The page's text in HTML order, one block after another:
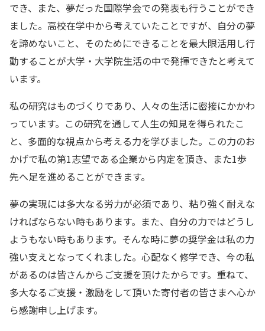
でき、また、夢だった国際学会での発表も行うことができ
ました。高校在学中から考えていたことですが、自分の夢
を諦めないこと、そのためにできることを最大限活用し行
動することが大学・大学院生活の中で発揮できたと考えて
います。
私の研究はものづくりであり、人々の生活に密接にかかわ
っています。この研究を通して人生の知見を得られたこ
と、多面的な視点から考える力を学びました。この力のお
かげで私の第1志望である企業から内定を頂き、また1歩
先へ足を進めることができます。
夢の実現には多大なる労力が必須であり、粘り強く耐えな
ければならない時もあります。また、自分の力ではどうし
ようもない時もあります。そんな時に夢の奨学金は私の力
強い支えとなってくれました。心配なく修学でき、今の私
があるのは皆さんからご支援を頂けたからです。重ねて、
多大なるご支援・激励をして頂いた寄付者の皆さまへ心か
ら感謝申し上げます。